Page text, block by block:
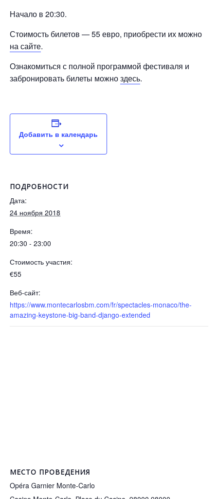
Начало в 20:30.
Стоимость билетов — 55 евро, приобрести их можно
на сайте.
Ознакомиться с полной программой фестиваля и
забронировать билеты можноздесь.
Добавить в календарь
ПОДРОБНОСТИ
Дата:
24 ноября 2018
Время:
20:30 - 23:00
Стоимость участия:
€55
Веб-сайт:
https://www.montecarlosbm.com/fr/spectacles-monaco/the-
amazing-keystone-big-band-django-extended
МЕСТО ПРОВЕДЕНИЯ
Opéra Garnier Monte-Carlo